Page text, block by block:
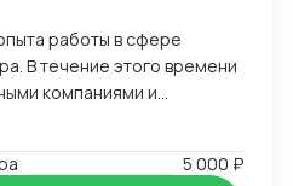
работы в сфере
В течение этого времени
компаниями и
контроль и обеспечение
товаров, от
до промышленного5 000 ₽